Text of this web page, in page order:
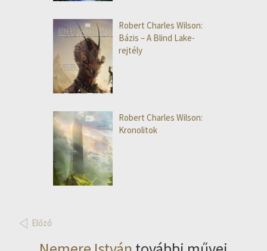
Robert Charles Wilson:
Bázis – A Blind Lake-
rejtély
Robert Charles Wilson:
Kronolitok
Előző